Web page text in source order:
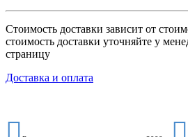
Стоимость доставки зависит от
стоимость доставки уточняйте у
страницу
Доставка и оплата